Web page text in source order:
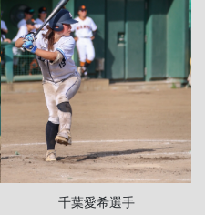
千葉愛希選手